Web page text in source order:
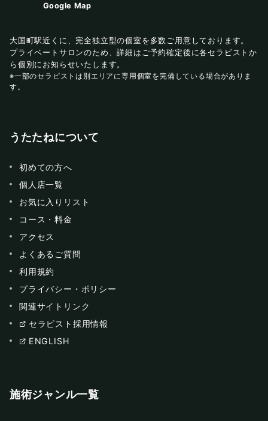
Google Map
大国町駅近くに、完全独立型の個室を多数ご用意しております。
プライベートサロンのため、詳細はご予約確定後に各セラピストか
ら個別にお知らせいたします。
※一部のセラピストは別エリアに専用個室を完備している場合がありま
す。
うたたねについて
初めての方へ
個人店一覧
お気に入りリスト
コース・料金
アクセス
よくあるご質問
利用規約
プライバシー・ポリシー
関連サイトリンク
セラピスト採用情報
ENGLISH
施術ジャンル一覧